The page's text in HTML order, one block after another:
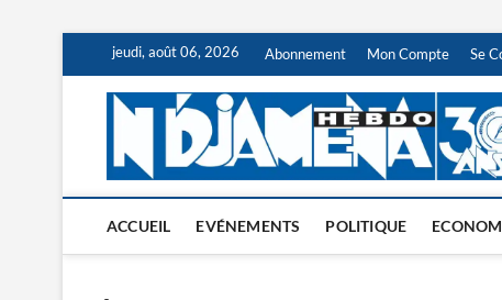
content
jeudi, août 06, 2026 Abonnement Mon Compte Se
ACCUEIL EVÉNEMENTS POLITIQUE